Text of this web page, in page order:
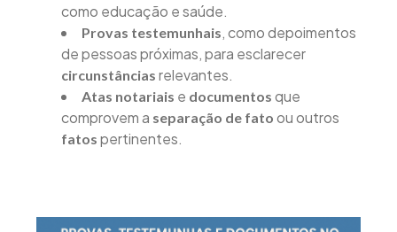
como educação e saúde.
Provas testemunhais, como depoimentos
de pessoas próximas, para esclarecer
circunstâncias relevantes.
Atas notariais e documentos que
comprovem a separação de fato ou outros
fatos pertinentes.